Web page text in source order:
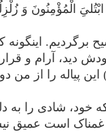
الْمُؤْمِنُونَ وَ
برگردیم.
دید، آرام و
این پیاله را از من
خود، شادی را به
غمناک است عمیق